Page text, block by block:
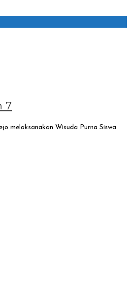
7
melaksanakan Wisuda Purna Siswa